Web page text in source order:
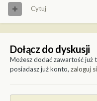
Cytuj
Dołącz do dyskusji
Możesz dodać zawartość już
posiadasz już konto, zaloguj